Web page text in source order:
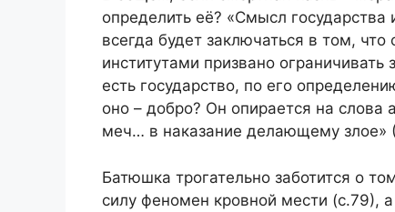
определить её? «Смысл
всегда будет заключаться в том,
институтами призвано
есть государство, по его
оно – добро? Он опирается на слова
меч… в наказание делающему злое»
Батюшка трогательно заботится о
силу феномен кровной мести (с.79),